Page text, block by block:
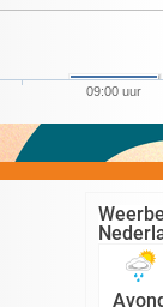
09:00 uur